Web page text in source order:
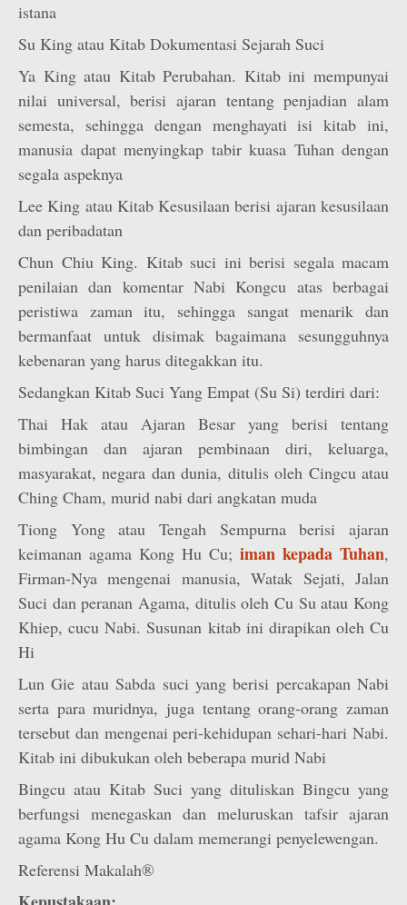
istana
Su King atau Kitab Dokumentasi Sejarah Suci
Ya King atau Kitab Perubahan. Kitab ini mempunyai
nilai universal, berisi ajaran tentang penjadian alam
semesta, sehingga dengan menghayati isi kitab ini,
manusia dapat menyingkap tabir kuasa Tuhan dengan
segala aspeknya
Lee King atau Kitab Kesusilaan berisi ajaran kesusilaan
dan peribadatan
Chun Chiu King. Kitab suci ini berisi segala macam
penilaian dan komentar Nabi Kongcu atas berbagai
peristiwa zaman itu, sehingga sangat menarik dan
bermanfaat untuk disimak bagaimana sesungguhnya
kebenaran yang harus ditegakkan itu.
Sedangkan Kitab Suci Yang Empat (Su Si) terdiri dari:
Thai Hak atau Ajaran Besar yang berisi tentang
bimbingan dan ajaran pembinaan diri, keluarga,
masyarakat, negara dan dunia, ditulis oleh Cingcu atau
Ching Cham, murid nabi dari angkatan muda
Tiong Yong atau Tengah Sempurna berisi ajaran
keimanan agama Kong Hu Cu; iman kepada Tuhan,
Firman-Nya mengenai manusia, Watak Sejati, Jalan
Suci dan peranan Agama, ditulis oleh Cu Su atau Kong
Khiep, cucu Nabi. Susunan kitab ini dirapikan oleh Cu
Hi
Lun Gie atau Sabda suci yang berisi percakapan Nabi
serta para muridnya, juga tentang orang-orang zaman
tersebut dan mengenai peri-kehidupan sehari-hari Nabi.
Kitab ini dibukukan oleh beberapa murid Nabi
Bingcu atau Kitab Suci yang dituliskan Bingcu yang
berfungsi menegaskan dan meluruskan tafsir ajaran
agama Kong Hu Cu dalam memerangi penyelewengan.
Referensi Makalah®